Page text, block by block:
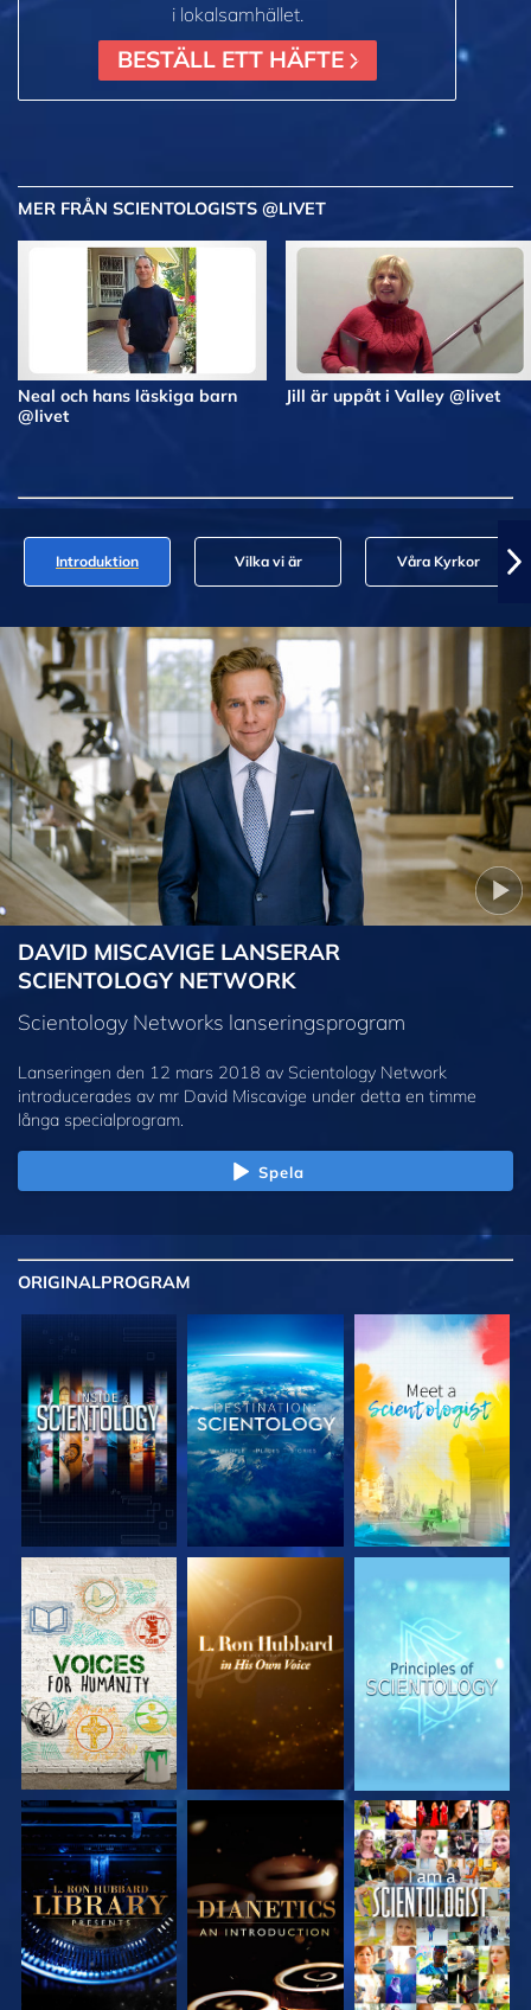
i lokalsamhället.
BESTÄLL ETT HÄFTE
MER FRÅN SCIENTOLOGISTS @LIVET
Neal och hans läskiga barn
@livet
Jill är uppåt i Valley @livet
Introduktion Vilka vi är Våra Kyrkor
DAVID MISCAVIGE LANSERAR
SCIENTOLOGY NETWORK
Scientology Networks lanseringsprogram
Lanseringen den 12 mars 2018 av Scientology Network
introducerades av mr David Miscavige under detta en timme
långa specialprogram.
Spela
ORIGINALPROGRAM
UTFORSKA
SERIEN
UTFORSKA
SERIEN
UTFORSKA
SERIEN
UTFORSKA
SERIEN
UTFORSKA
SERIEN
TITTA